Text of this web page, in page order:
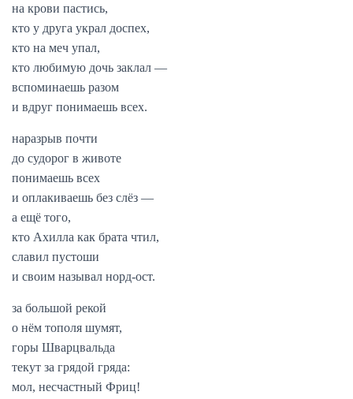
на крови пастись,
кто у друга украл доспех,
кто на меч упал,
кто любимую дочь заклал —
вспоминаешь разом
и вдруг понимаешь всех.
наразрыв почти
до судорог в животе
понимаешь всех
и оплакиваешь без слёз —
а ещё того,
кто Ахилла как брата чтил,
славил пустоши
и своим называл норд-ост.
за большой рекой
о нём тополя шумят,
горы Шварцвальда
текут за грядой гряда:
мол, несчастный Фриц!